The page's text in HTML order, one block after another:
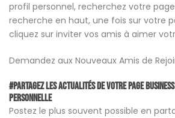
profil personnel, recherchez votre
recherche en haut, une fois sur votre
cliquez sur inviter vos amis à aimer
Demandez aux Nouveaux Amis de
#Partagez les actualités de votre page
personnelle
Postez le plus souvent possible en